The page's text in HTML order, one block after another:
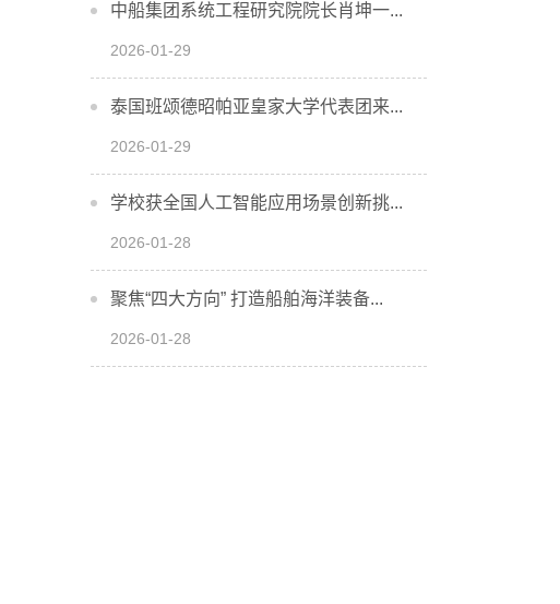
中船集团系统工程研究院院长肖坤一...
2026-01-29
泰国班颂德昭帕亚皇家大学代表团来...
2026-01-29
学校获全国人工智能应用场景创新挑...
2026-01-28
聚焦“四大方向” 打造船舶海洋装备...
2026-01-28